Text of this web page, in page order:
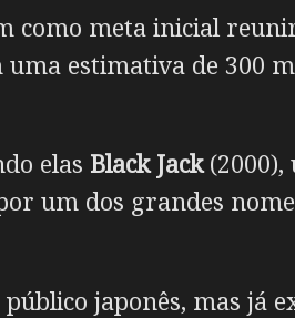
como meta inicial
estimativa de 300
elas Black Jack(2000),
um dos grandes
japonês, mas já